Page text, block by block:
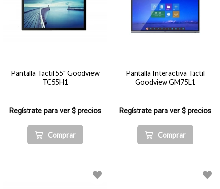
Pantalla Táctil 55" Goodview
TC55H1
Regístrate para ver $ precios
Comprar
Pantalla Interactiva Táctil
Goodview GM75L1
Regístrate para ver $ precios
Comprar